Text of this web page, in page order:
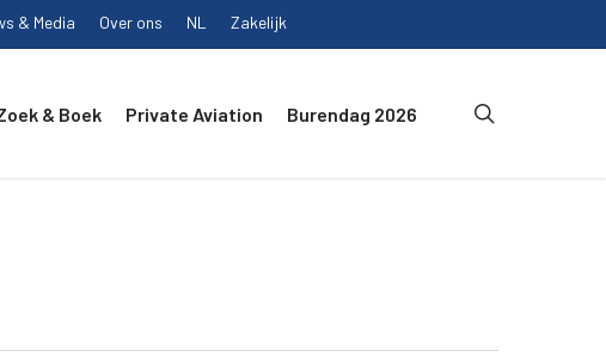
& Media Over ons NL Zakelijk
& Boek Private Aviation Burendag 2026